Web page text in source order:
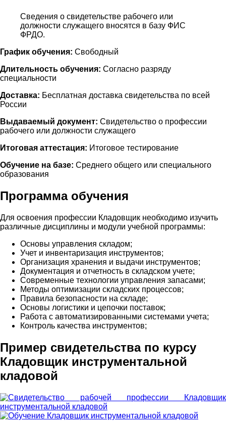
Сведения о свидетельстве рабочего или
должности служащего вносятся в базу ФИС
ФРДО.
График обучения: Свободный
Длительность обучения: Согласно разряду
специальности
Доставка: Бесплатная доставка свидетельства по всей
России
Выдаваемый документ: Свидетельство о профессии
рабочего или должности служащего
Итоговая аттестация: Итоговое тестирование
Обучение на базе: Среднего общего или специального
образования
Программа обучения
Для освоения профессии Кладовщик необходимо изучить
различные дисциплины и модули учебной программы:
Основы управления складом;
Учет и инвентаризация инструментов;
Организация хранения и выдачи инструментов;
Документация и отчетность в складском учете;
Современные технологии управления запасами;
Методы оптимизации складских процессов;
Правила безопасности на складе;
Основы логистики и цепочки поставок;
Работа с автоматизированными системами учета;
Контроль качества инструментов;
Пример свидетельства по курсу
Кладовщик инструментальной
кладовой